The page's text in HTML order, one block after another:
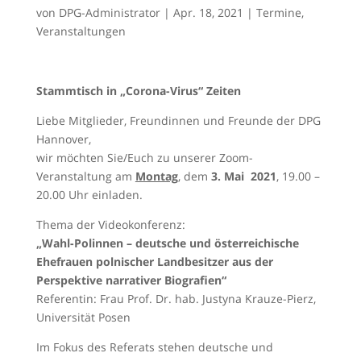
von DPG-Administrator| Apr. 18, 2021 | Termine,
Veranstaltungen
Stammtisch in „Corona-Virus“ Zeiten
Liebe Mitglieder, Freundinnen und Freunde der DPG
Hannover,
wir möchten Sie/Euch zu unserer Zoom-
Veranstaltung am Montag, dem 3. Mai 2021, 19.00 –
20.00 Uhr einladen.
Thema der Videokonferenz:
„Wahl-Polinnen – deutsche und österreichische
Ehefrauen polnischer Landbesitzer aus der
Perspektive narrativer Biografien“
Referentin: Frau Prof. Dr. hab. Justyna Krauze-Pierz,
Universität Posen
Im Fokus des Referats stehen deutsche und